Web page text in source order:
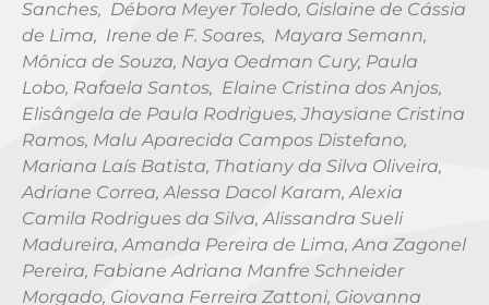
Sanches, Débora Meyer Toledo, Gislaine de Cássia
de Lima, Irene de F. Soares, Mayara Semann,
Mônica de Souza, Naya Oedman Cury, Paula
Lobo, Rafaela Santos, Elaine Cristina dos Anjos,
Elisângela de Paula Rodrigues, Jhaysiane Cristina
Ramos, Malu Aparecida Campos Distefano,
Mariana Laís Batista, Thatiany da Silva Oliveira,
Adriane Correa, Alessa Dacol Karam, Alexia
Camila Rodrigues da Silva, Alissandra Sueli
Madureira, Amanda Pereira de Lima, Ana Zagonel
Pereira, Fabiane Adriana Manfre Schneider
Morgado, Giovana Ferreira Zattoni, Giovanna